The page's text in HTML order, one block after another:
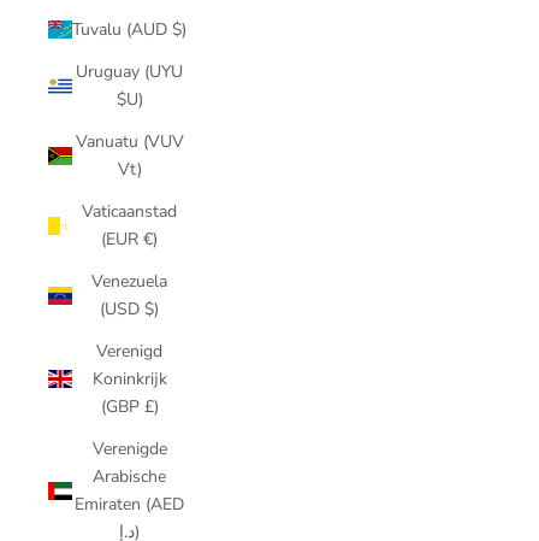
Tuvalu (AUD $)
Uruguay (UYU
$U)
Vanuatu (VUV
Vt)
Vaticaanstad
(EUR €)
Venezuela
(USD $)
Verenigd
Koninkrijk
(GBP £)
Verenigde
Arabische
Emiraten (AED
د.إ)